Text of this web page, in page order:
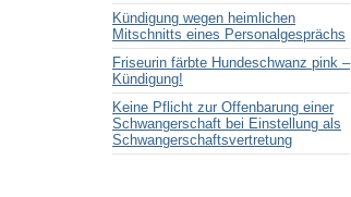
Kündigung wegen heimlichen
Mitschnitts eines Personalgesprächs
Friseurin färbte Hundeschwanz pink –
Kündigung!
Keine Pflicht zur Offenbarung einer
Schwangerschaft bei Einstellung als
Schwangerschaftsvertretung